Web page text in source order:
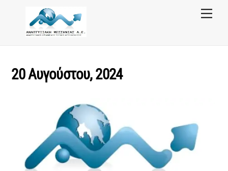
Menu
20 Αυγούστου, 2024